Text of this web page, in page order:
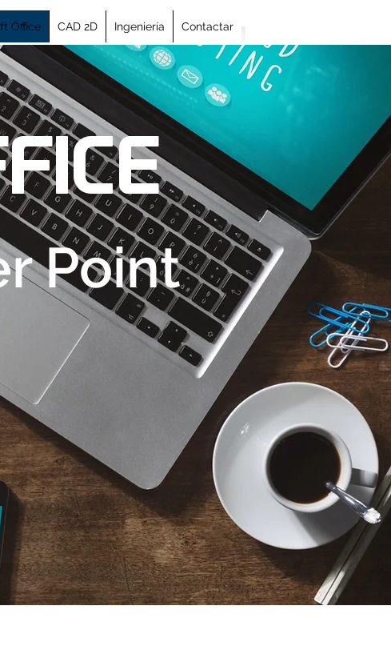
Office CAD 2D Ingeniería Contactar
Point